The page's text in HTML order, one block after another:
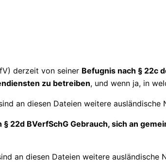
derzeit von seiner Befugnis nach § 22c
zu betreiben, und wenn ja, in
an diesen Dateien weitere
§ 22d BVerfSchG Gebrauch, sich an
an diesen Dateien weitere